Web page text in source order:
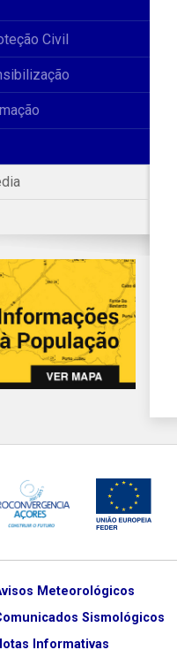
Civil
Meteorológicos
Sismológicos
Informativas